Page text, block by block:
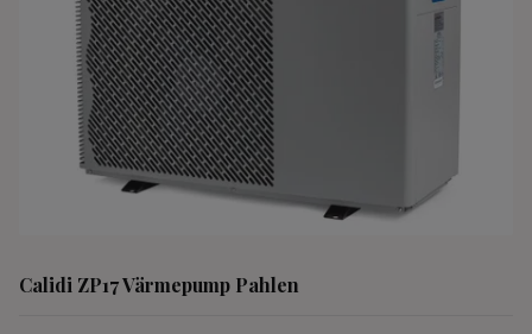
Calidi ZP17 Värmepump Pahlen